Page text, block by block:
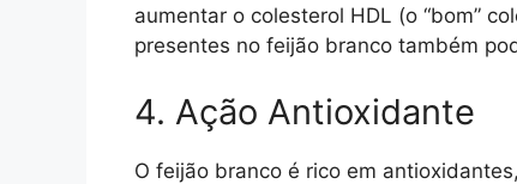
aumentar o colesterol HDL (o “bom”
presentes no feijão branco também
4. Ação Antioxidante
O feijão branco é rico em